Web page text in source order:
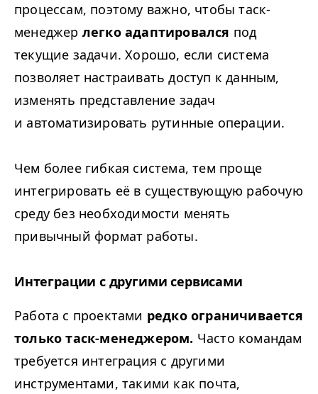
процессам, поэтому важно, чтобы таск-
менеджер легко адаптировался под
текущие задачи. Хорошо, если система
позволяет настраивать доступ к данным,
изменять представление задач
и автоматизировать рутинные операции.
Чем более гибкая система, тем проще
интегрировать её в существующую рабочую
среду без необходимости менять
привычный формат работы.
Интеграции с другими сервисами
Работа с проектами редко ограничивается
только таск-менеджером. Часто командам
требуется интеграция с другими
инструментами, такими как почта,